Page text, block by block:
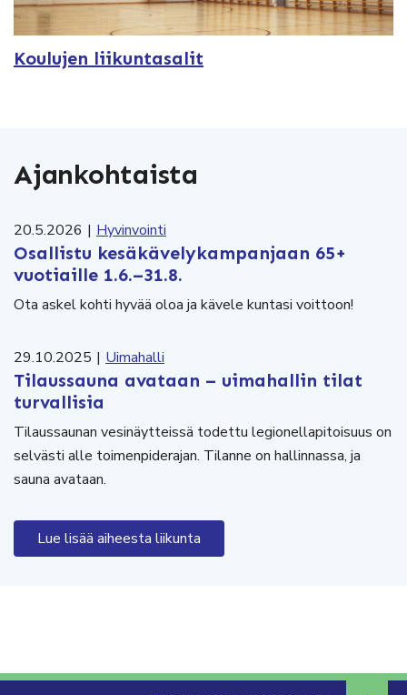
Koulujen liikuntasalit
Ajankohtaista
20.5.2026 | Hyvinvointi
Osallistu kesäkävelykampanjaan 65+
vuotiaille 1.6.–31.8.
Ota askel kohti hyvää oloa ja kävele kuntasi voittoon!
29.10.2025 | Uimahalli
Tilaussauna avataan – uimahallin tilat
turvallisia
Tilaussaunan vesinäytteissä todettu legionellapitoisuus on
selvästi alle toimenpiderajan. Tilanne on hallinnassa, ja
sauna avataan.
Lue lisää aiheesta liikunta